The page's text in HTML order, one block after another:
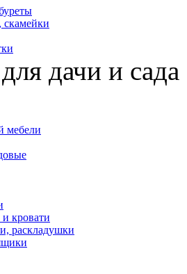
скамейки
дачи и сада
мебели
кровати
раскладушки